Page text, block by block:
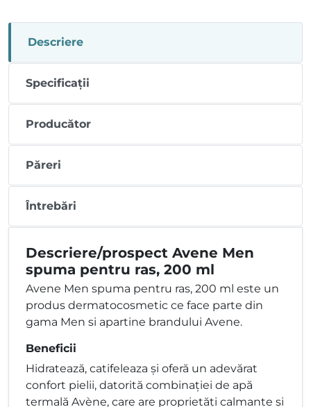
Descriere
Specificații
Producător
Păreri
Întrebări
Descriere/prospect Avene Men
spuma pentru ras, 200 ml
Avene Men spuma pentru ras, 200 ml este un
produs dermatocosmetic ce face parte din
gama Men si apartine brandului Avene.
Beneficii
Hidratează, catifeleaza și oferă un adevărat
confort pielii, datorită combinației de apă
termală Avène, care are proprietăți calmante și